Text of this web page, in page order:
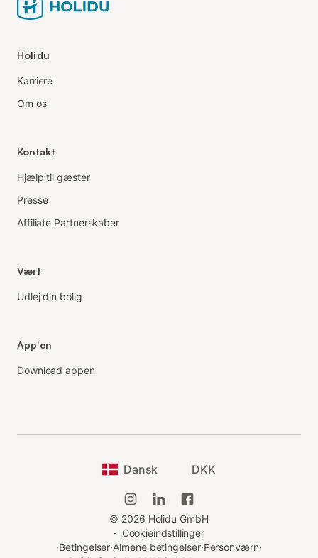
Holidu
Karriere
Om os
Kontakt
Hjælp til gæster
Presse
Affiliate Partnerskaber
Vært
Udlej din bolig
App'en
Download appen
Dansk DKK
© 2026 Holidu GmbH
· Cookieindstillinger
·Betingelser·Almene betingelser·Personværn·